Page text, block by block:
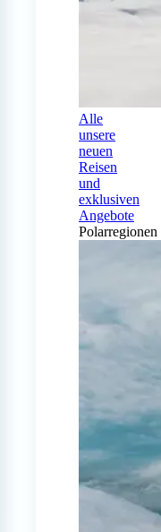
Alle
unsere
neuen
Reisen
und
exklusiven
Angebote
Polarregionen